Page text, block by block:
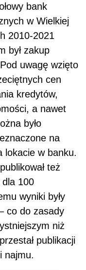
bank
w Wielkiej
2010-2021
był zakup
uwagę wzięto
cen
kredytów,
a nawet
było
na
lokacie w banku.
też
100
wyniki były
co do zasady
niż
publikacji
najmu.